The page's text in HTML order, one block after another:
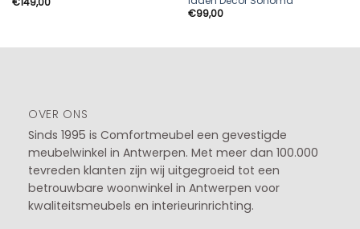
€99,00
OVER ONS
Sinds 1995 is Comfortmeubel een gevestigde
meubelwinkel in Antwerpen. Met meer dan 100.000
tevreden klanten zijn wij uitgegroeid tot een
betrouwbare woonwinkel in Antwerpen voor
kwaliteitsmeubels en interieurinrichting.